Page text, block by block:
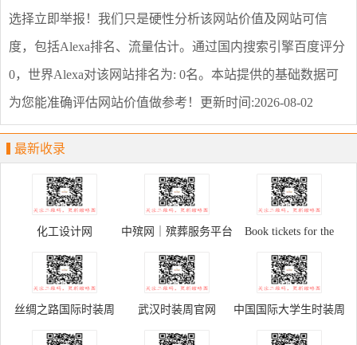
选择立即举报 ！我们只是硬性分析该网站价值及网站可信
度，包括Alexa排名、流量估计。通过国内搜索引擎百度评分
0，世界Alexa对该网站排名为: 0名。本站提供的基础数据可
为您能准确评估网站价值做参考！ 更新时间:2026-08-02
最新收录
化工设计网 中殡网｜殡葬服务平台 Book tickets for the
Palace Museum
丝绸之路国际时装周 武汉时装周官网 中国国际大学生时装周